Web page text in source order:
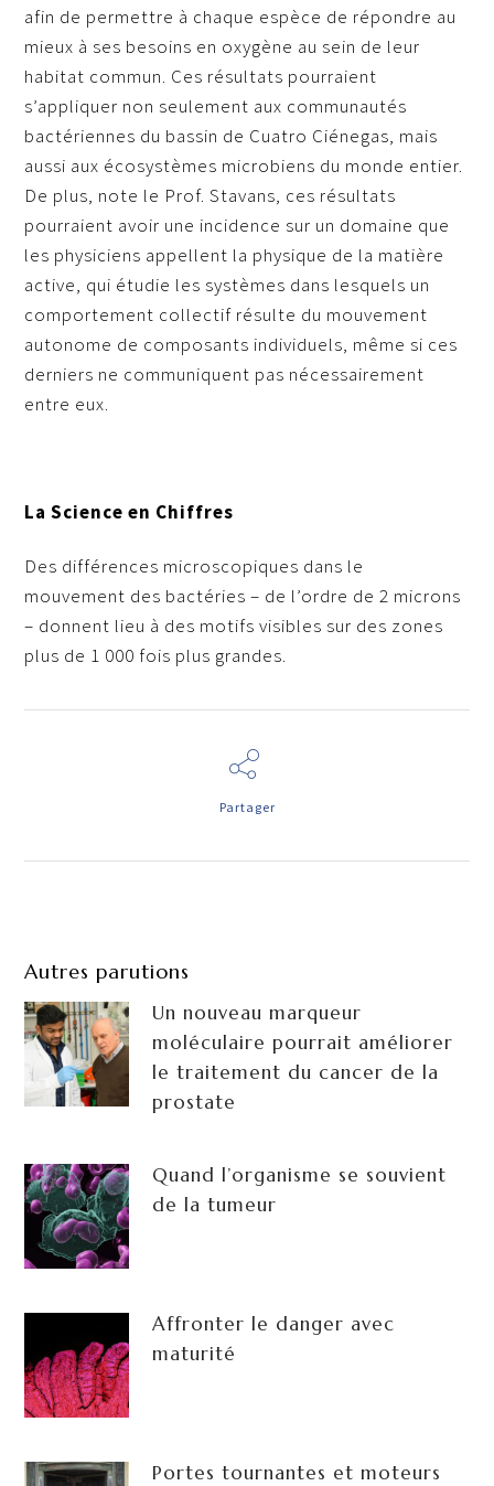
afin de permettre à chaque espèce de répondre au
mieux à ses besoins en oxygène au sein de leur
habitat commun. Ces résultats pourraient
s’appliquer non seulement aux communautés
bactériennes du bassin de Cuatro Ciénegas, mais
aussi aux écosystèmes microbiens du monde entier.
De plus, note le Prof. Stavans, ces résultats
pourraient avoir une incidence sur un domaine que
les physiciens appellent la physique de la matière
active, qui étudie les systèmes dans lesquels un
comportement collectif résulte du mouvement
autonome de composants individuels, même si ces
derniers ne communiquent pas nécessairement
entre eux.
La Science en Chiffres
Des différences microscopiques dans le
mouvement des bactéries – de l’ordre de 2 microns
– donnent lieu à des motifs visibles sur des zones
plus de 1 000 fois plus grandes.
Partager
Autres parutions
Un nouveau marqueur
moléculaire pourrait améliorer
le traitement du cancer de la
prostate
Quand l’organisme se souvient
de la tumeur
Affronter le danger avec
maturité
Portes tournantes et moteurs